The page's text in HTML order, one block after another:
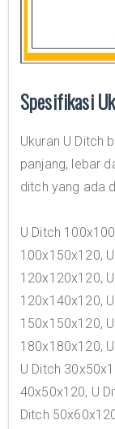
Spesifikasi
Ukuran U Ditch
panjang, lebar
ditch yang ada
U Ditch
100x150x120,
120x120x120,
120x140x120,
150x150x120,
180x180x120,
U Ditch
40x50x120, U
Ditch